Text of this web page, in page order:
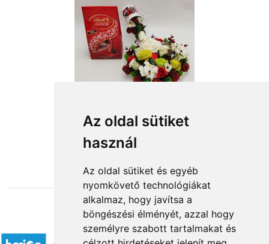
Az oldal sütiket
használ
Az oldal sütiket és egyéb
nyomkövető technológiákat
alkalmaz, hogy javítsa a
böngészési élményét, azzal hogy
személyre szabott tartalmakat és
from HUF17,600
Accepted payment methods